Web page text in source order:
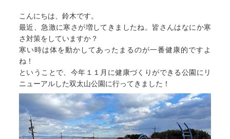
こんにちは、鈴木です。
最近、急激に寒さが増してきましたね。皆さんはなにか寒
さ対策をしていますか？
寒い時は体を動かしてあったまるのが一番健康的ですよ
ね！
ということで、今年１１月に健康づくりができる公園にリ
ニューアルした双太山公園に行ってきました！